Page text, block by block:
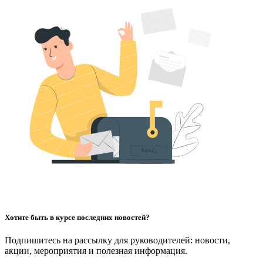
Хотите быть в курсе последних новостей?
Подпишитесь на рассылку для руководителей: новости,
акции, мероприятия и полезная информация.